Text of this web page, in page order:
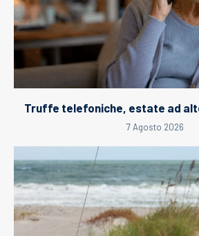
Truffe telefoniche, estate ad
7 Agosto 2026